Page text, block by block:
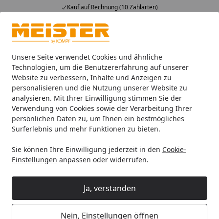
Unsere Seite verwendet Cookies und ähnliche
Technologien, um die Benutzererfahrung auf unserer
Website zu verbessern, Inhalte und Anzeigen zu
personalisieren und die Nutzung unserer Website zu
analysieren. Mit Ihrer Einwilligung stimmen Sie der
Verwendung von Cookies sowie der Verarbeitung Ihrer
persönlichen Daten zu, um Ihnen ein bestmögliches
Surferlebnis und mehr Funktionen zu bieten.
Sie können Ihre Einwilligung jederzeit in den Cookie-
Einstellungen anpassen oder widerrufen.
Ja, verstanden
Nein, Einstellungen öffnen
Kauf auf Rechnung (10 Zahlarten)
Alle Produkte
Mein Konto
Suchen
Startseite
Böden Designböden MeisterDesign. comfort
MeisterDesign. comfort DD 600 S
Kurzdielen
Kategorien
11 Artikel gefunden